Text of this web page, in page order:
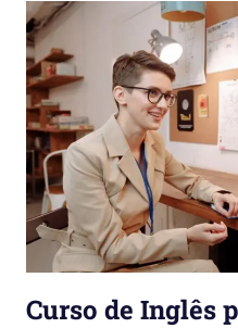
Curso de Inglês